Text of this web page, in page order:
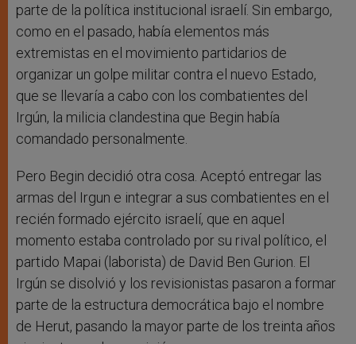
parte de la política institucional israelí. Sin embargo,
como en el pasado, había elementos más
extremistas en el movimiento partidarios de
organizar un golpe militar contra el nuevo Estado,
que se llevaría a cabo con los combatientes del
Irgún, la milicia clandestina que Begin había
comandado personalmente.
Pero Begin decidió otra cosa. Aceptó entregar las
armas del Irgun e integrar a sus combatientes en el
recién formado ejército israelí, que en aquel
momento estaba controlado por su rival político, el
partido Mapai (laborista) de David Ben Gurion. El
Irgún se disolvió y los revisionistas pasaron a formar
parte de la estructura democrática bajo el nombre
de Herut, pasando la mayor parte de los treinta años